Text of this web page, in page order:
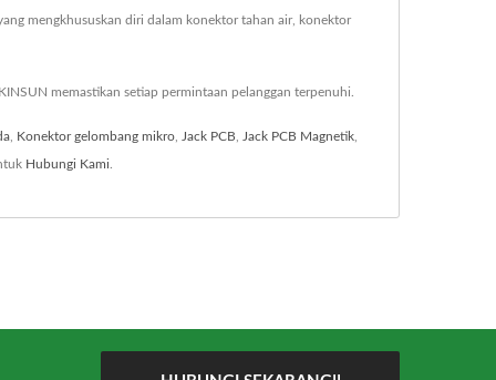
mengkhususkan diri dalam konektor tahan air, konektor
memastikan setiap permintaan pelanggan terpenuhi.
Konektor gelombang mikro Jack PCB Jack PCB Magnetik
Hubungi Kami